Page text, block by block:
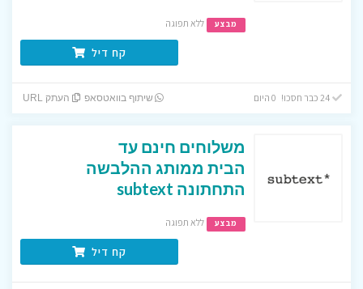
מבצע ללא תפוגה
קח דיל
24 כבר חסכו! 0 היום שיתוף בוואטסאפ העתק URL
משלוחים חינם עד
הבית ממותג ההלבשה
התחתונה subtext
מבצע ללא תפוגה
קח דיל